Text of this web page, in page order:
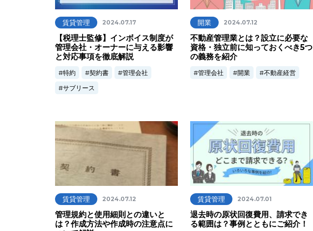
賃貸管理 2024.07.17
【税理士監修】インボイス制度が
管理会社・オーナーに与える影響
と対応事項を徹底解説
特約 契約書
管理会社
サブリース
開業 2024.07.12
不動産管理業とは？設立に必要な
資格・独立前に知っておくべき5つ
の義務を紹介
管理会社 開業 不動産経営
賃貸管理 2024.07.12
管理規約と使用細則との違いと
は？作成方法や作成時の注意点に
賃貸管理 2024.07.01
退去時の原状回復費用、請求でき
る範囲は？事例とともにご紹介！